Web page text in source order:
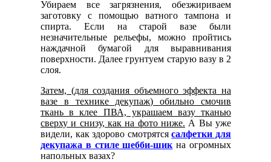
Убираем все загрязнения, обезжириваем
заготовку с помощью ватного тампона и
спирта. Если на старой вазе были
незначительные рельефы, можно пройтись
наждачной бумагой для выравнивания
поверхности. Далее грунтуем старую вазу в 2
слоя.
Затем, (для создания объемного эффекта на
вазе в технике декупаж) обильно смочив
ткань в клее ПВА, украшаем вазу тканью
сверху и снизу, как на фото ниже. А Вы уже
видели, как здорово смотрятсясалфетки для
декупажа в стиле шебби-шик на огромных
напольных вазах?